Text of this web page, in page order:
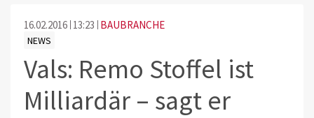
16.02.2016 13:23 BAUBRANCHE
NEWS
Vals: Remo Stoffel ist
Milliardär – sagt er